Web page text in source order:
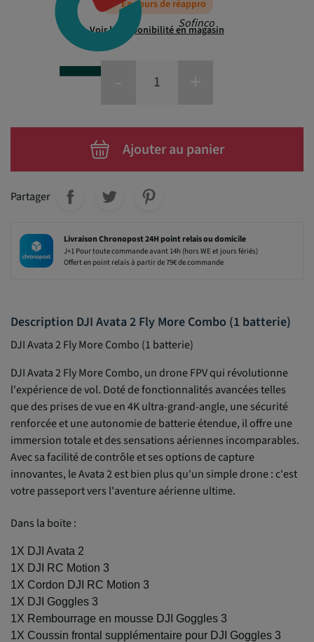
Sofinco
En cours de réappro
Voir la disponibilité en magasin
Ajouter au panier
Partager
Livraison Chronopost 24H point relais ou domicile
J+1 Pour toute commande avant 14h (hors WE et jours fériés)
Offert en point relais à partir de 79€ de commande
Description DJI Avata 2 Fly More Combo (1 batterie)
DJI Avata 2 Fly More Combo (1 batterie)
DJI Avata 2 Fly More Combo, un drone FPV qui révolutionne
l'expérience de vol. Doté de fonctionnalités avancées telles
que des prises de vue en 4K ultra-grand-angle, une sécurité
renforcée et une autonomie de batterie étendue, il offre une
immersion totale et des sensations aériennes incomparables.
Avec sa facilité de contrôle et ses options de capture
innovantes, le Avata 2 est bien plus qu'un simple drone : c'est
votre passeport vers l'aventure aérienne ultime.
Dans la boite :
1X DJI Avata 2
1X DJI RC Motion 3
1X Cordon DJI RC Motion 3
1X DJI Goggles 3
1X Rembourrage en mousse DJI Goggles 3
1X Coussin frontal supplémentaire pour DJI Goggles 3